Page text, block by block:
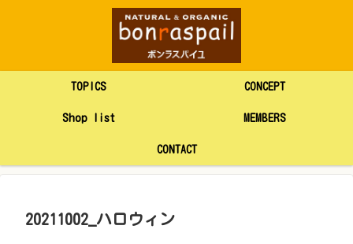
TOPICS CONCEPT
Shop list MEMBERS
CONTACT
20211002_ハロウィン